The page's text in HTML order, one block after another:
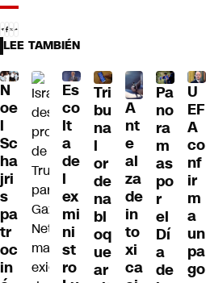
LEE TAMBIÉN
N
oe
l
Sc
ha
jri
s
pa
tr
oc
in
Es
co
lt
a
de
l
ex
mi
ni
st
ro
Tri
bu
na
l
or
de
na
bl
oq
ue
ar
A
nt
e
al
za
de
in
to
xi
ca
Pa
no
ra
m
as
po
r
el
Dí
a
de
U
EF
A
co
nf
ir
m
a
un
pa
go